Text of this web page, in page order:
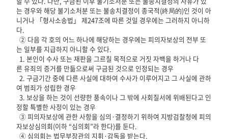
는 경우와 해당 불기소처분 또는 불송치결정이 종국적(終局的)인 것이 아
니거나 「형사소송법」 제247조에 따른 것일 경우에는 그러하지 아니하
다.
② 다음 각 호의 어느 하나에 해당하는 경우에는 피의자보상의 전부 또
는 일부를 지급하지 아니할 수 있다.
1. 본인이 수사 또는 재판을 그르칠 목적으로 거짓 자백을 하거나 다
른 유죄의 증거를 만듦으로써 구금된 것으로 인정되는 경우
2. 구금기간 중에 다른 사실에 대하여 수사가 이루어지고 그 사실에 관하
여 범죄가 성립한 경우
3. 보상을 하는 것이 선량한 풍속이나 그 밖에 사회질서에 위배된다고 인
정할 특별한 사정이 있는 경우
③ 피의자보상에 관한 사항을 심의·결정하기 위하여 지방검찰청에 피의
자보상심의회(이하 “심의회”라 한다)를 둔다.
④ 심의회는 법무부장관의 지휘·감독을 받는다.